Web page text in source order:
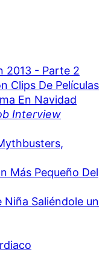
2013 - Parte 2
Clips De Películas
En Navidad
Interview
Más Pequeño Del
Niña Saliéndole un